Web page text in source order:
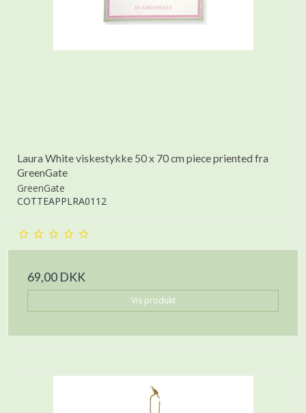
Laura White viskestykke 50 x 70 cm piece priented fra
GreenGate
GreenGate
COTTEAPPLRA0112
69,00 DKK
Vis produkt